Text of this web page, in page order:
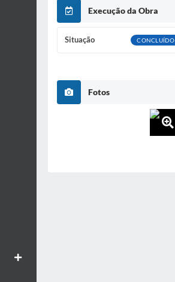
Aumentar textos
Execução da Obra
Situação CONCLUÍDO
Fotos